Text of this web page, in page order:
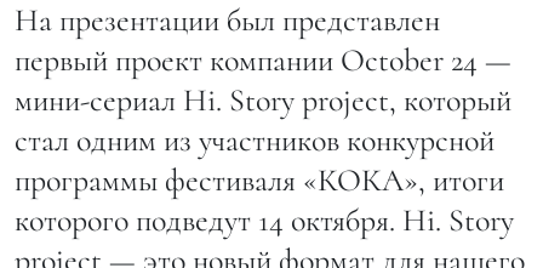
На презентации был представлен
первый проект компании October 24 —
мини-сериал Hi. Story project, который
стал одним из участников конкурсной
программы фестиваля «КОКА», итоги
которого подведут 14 октября. Hi. Story
project — это новый формат для нашего